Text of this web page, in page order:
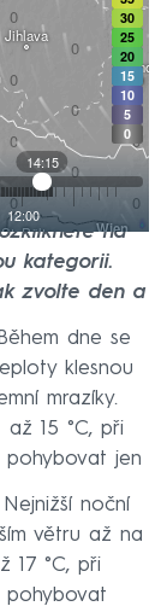
na
kategorii.
zvolte den a
dne se
klesnou
mrazíky.
až 15 °C, při
pohybovat jen
noční
větru až na
17 °C, při
pohybovat